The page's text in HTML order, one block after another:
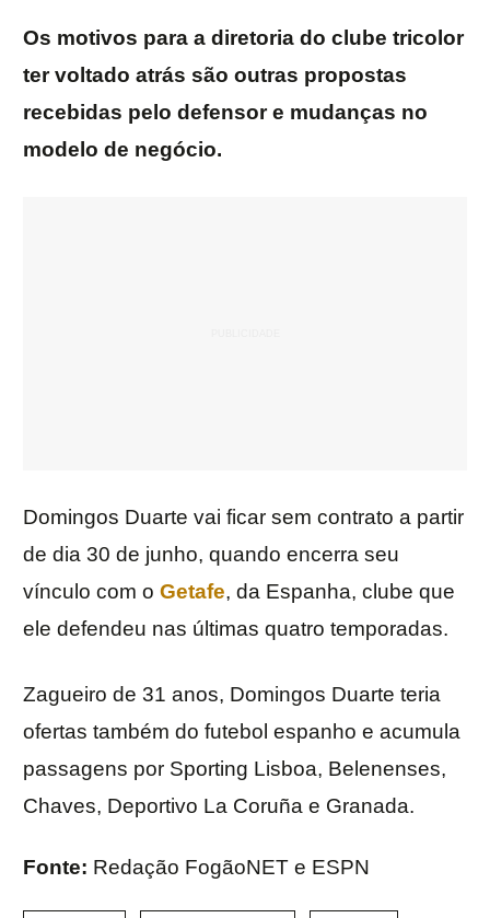
Os motivos para a diretoria do clube tricolor
ter voltado atrás são outras propostas
recebidas pelo defensor e mudanças no
modelo de negócio.
Domingos Duarte vai ficar sem contrato a partir
de dia 30 de junho, quando encerra seu
vínculo com o Getafe, da Espanha, clube que
ele defendeu nas últimas quatro temporadas.
Zagueiro de 31 anos, Domingos Duarte teria
ofertas também do futebol espanho e acumula
passagens por Sporting Lisboa, Belenenses,
Chaves, Deportivo La Coruña e Granada.
Fonte: Redação FogãoNET e ESPN